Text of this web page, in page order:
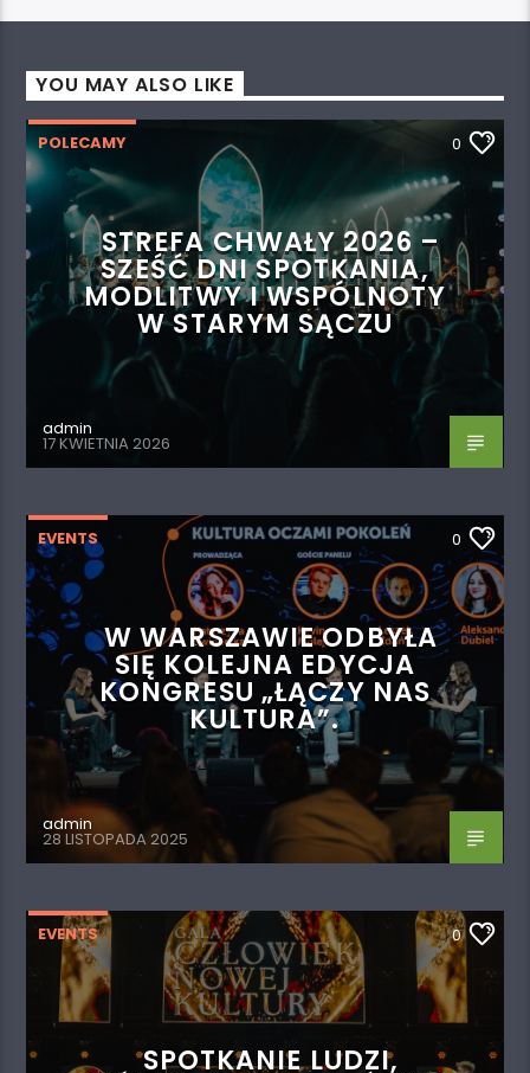
YOU MAY ALSO LIKE
POLECAMY 0
STREFA CHWAŁY 2026 –
SZEŚĆ DNI SPOTKANIA,
MODLITWY I WSPÓLNOTY
W STARYM SĄCZU
admin
17 KWIETNIA 2026
EVENTS 0
W WARSZAWIE ODBYŁA
SIĘ KOLEJNA EDYCJA
KONGRESU „ŁĄCZY NAS
KULTURA”.
admin
28 LISTOPADA 2025
EVENTS 0
SPOTKANIE LUDZI,